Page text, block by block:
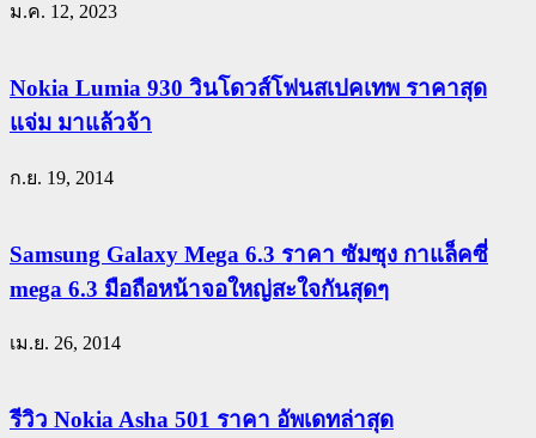
ม.ค. 12, 2023
Nokia Lumia 930 วินโดวส์โฟนสเปคเทพ ราคาสุด
แจ่ม มาแล้วจ้า
ก.ย. 19, 2014
Samsung Galaxy Mega 6.3 ราคา ซัมซุง กาแล็คซี่
mega 6.3 มือถือหน้าจอใหญ่สะใจกันสุดๆ
เม.ย. 26, 2014
รีวิว Nokia Asha 501 ราคา อัพเดทล่าสุด